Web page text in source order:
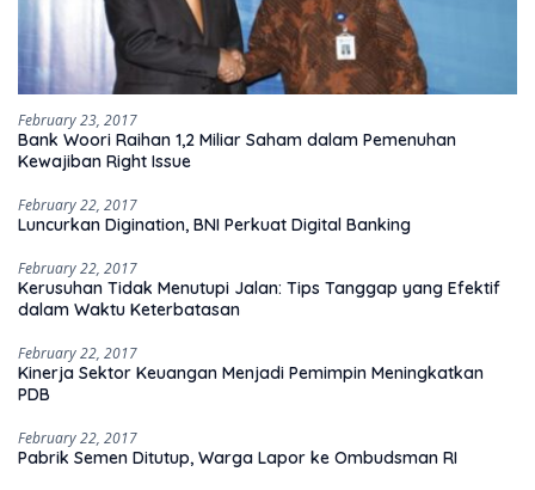
February 23, 2017
Bank Woori Raihan 1,2 Miliar Saham dalam Pemenuhan
Kewajiban Right Issue
February 22, 2017
Luncurkan Digination, BNI Perkuat Digital Banking
February 22, 2017
Kerusuhan Tidak Menutupi Jalan: Tips Tanggap yang Efektif
dalam Waktu Keterbatasan
February 22, 2017
Kinerja Sektor Keuangan Menjadi Pemimpin Meningkatkan
PDB
February 22, 2017
Pabrik Semen Ditutup, Warga Lapor ke Ombudsman RI